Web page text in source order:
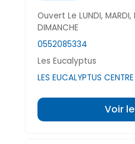
Ouvert Le LUNDI, MARDI,
DIMANCHE
0552085334
Les Eucalyptus
LES EUCALYPTUS CENTRE
Voir